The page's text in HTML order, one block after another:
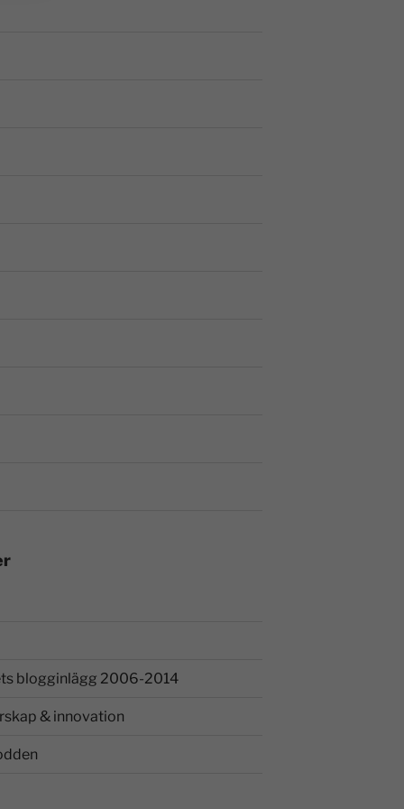
blogginlägg 2006-2014
& innovation